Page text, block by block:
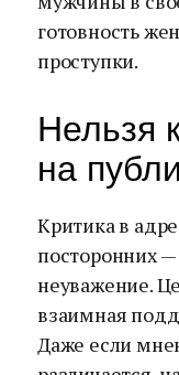
готовность
проступки.
Нельзя
на
Критика в
посторонних —
неуважение.
взаимная
Даже если